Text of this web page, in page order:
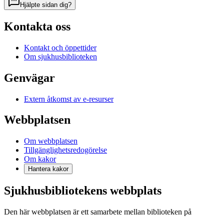
Hjälpte sidan dig?
Kontakta oss
Kontakt och öppettider
Om sjukhusbiblioteken
Genvägar
Extern åtkomst av e-resurser
Webbplatsen
Om webbplatsen
Tillgänglighetsredogörelse
Om kakor
Hantera kakor
Sjukhusbibliotekens webbplats
Den här webbplatsen är ett samarbete mellan biblioteken på